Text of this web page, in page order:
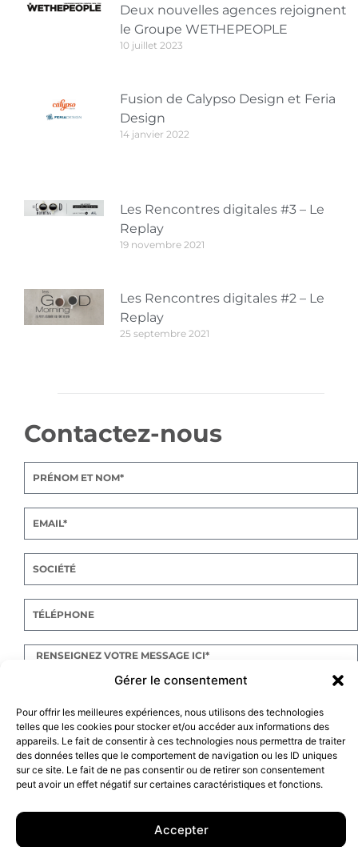
Gérer le consentement
Pour offrir les meilleures expériences, nous utilisons des technologies
telles que les cookies pour stocker et/ou accéder aux informations des
appareils. Le fait de consentir à ces technologies nous permettra de traiter
des données telles que le comportement de navigation ou les ID uniques
sur ce site. Le fait de ne pas consentir ou de retirer son consentement
peut avoir un effet négatif sur certaines caractéristiques et fonctions.
Accepter
Deux nouvelles agences rejoignent
le Groupe WETHEPEOPLE
10 juillet 2023
Fusion de Calypso Design et Feria
Design
14 janvier 2022
Les Rencontres digitales #3 – Le
Replay
19 novembre 2021
Les Rencontres digitales #2 – Le
Replay
25 septembre 2021
Contactez-nous
ENVOYER
10 rue Charlot, 75003 Paris. Contact : +33(0)6 63 07 98 26 ou
–